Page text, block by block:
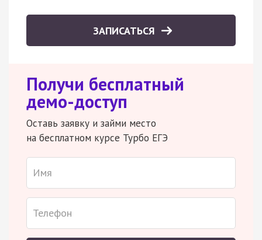
ЗАПИСАТЬСЯ
Получи бесплатный
демо-доступ
Оставь заявку и займи место
на бесплатном курсе Турбо ЕГЭ